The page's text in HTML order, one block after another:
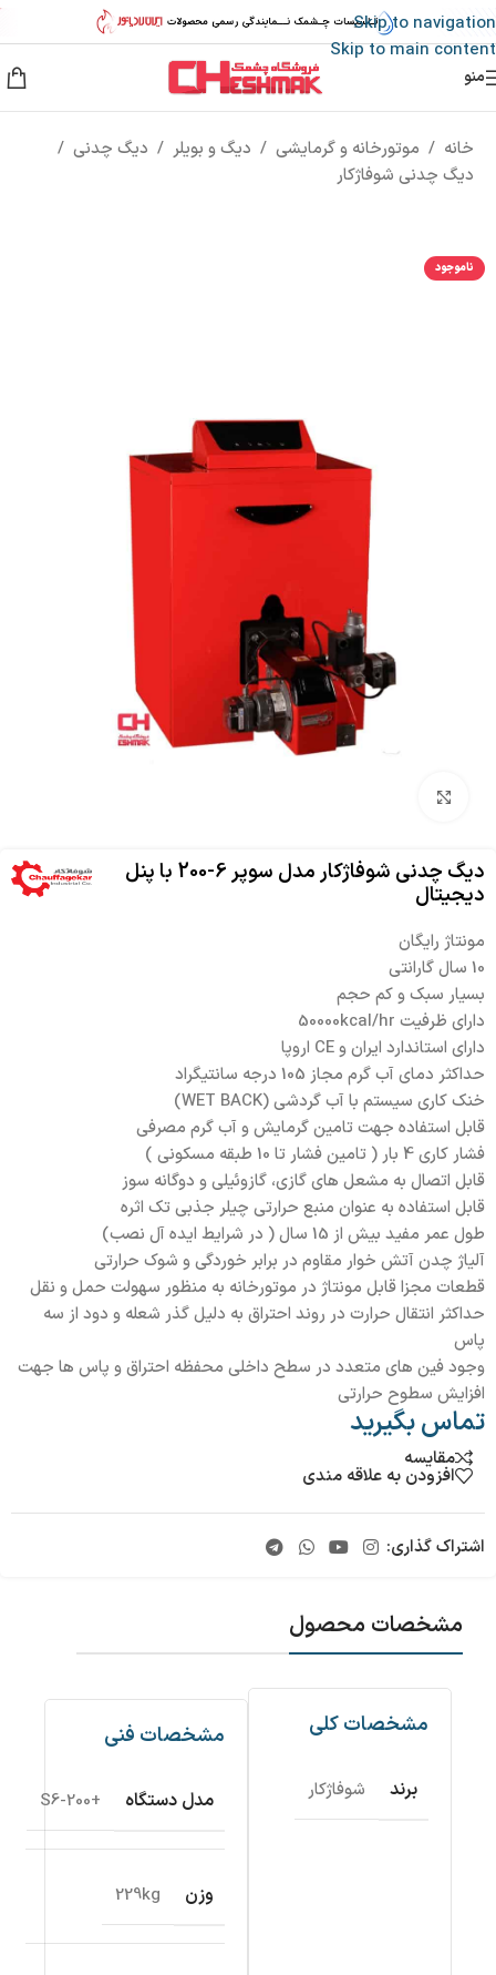
Skip to navigation
Skip to main content
منو
خانه / موتورخانه و گرمایشی / دیگ و بویلر / دیگ چدنی /
دیگ چدنی شوفاژکار
ناموجود
دیگ چدنی شوفاژکار مدل سوپر 6-200 با پنل
دیجیتال
مونتاژ رایگان
10 سال گارانتی
بسیار سبک و کم حجم
دارای ظرفیت 50000kcal/hr
دارای استاندارد ایران و CE اروپا
حداکثر دمای آب گرم مجاز 105 درجه سانتیگراد
خنک کاری سیستم با آب گردشی (WET BACK)
قابل استفاده جهت تامین گرمایش و آب گرم مصرفی
فشار کاری 4 بار ( تامین فشار تا 10 طبقه مسکونی )
قابل اتصال به مشعل های گازی، گازوئیلی و دوگانه سوز
قابل استفاده به عنوان منبع حرارتی چیلر جذبی تک اثره
طول عمر مفید بیش از 15 سال ( در شرایط ایده آل نصب)
آلیاژ چدن آتش خوار مقاوم در برابر خوردگی و شوک حرارتی
قطعات مجزا قابل مونتاژ در موتورخانه به منظور سهولت حمل و نقل
حداکثر انتقال حرارت در روند احتراق به دلیل گذر شعله و دود از سه
پاس
وجود فین های متعدد در سطح داخلی محفظه احتراق و پاس ها جهت
افزایش سطوح حرارتی
تماس بگیرید
مقایسه
افزودن به علاقه مندی
اشتراک گذاری:
مشخصات محصول
مشخصات کلی
برند شوفاژکار
مشخصات فنی
مدل دستگاه +S6-200
وزن 229kg